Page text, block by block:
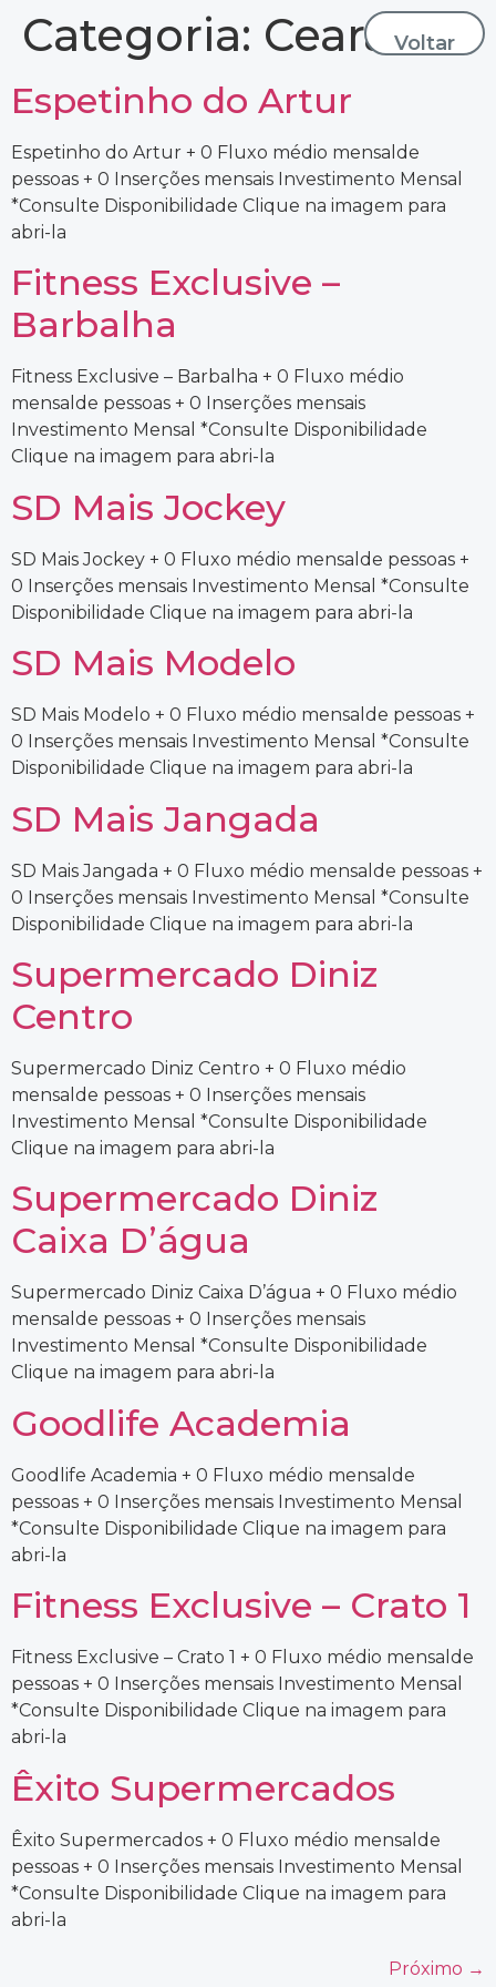
Voltar
Categoria: Ceará
Espetinho do Artur
Espetinho do Artur + 0 Fluxo médio mensalde
pessoas + 0 Inserções mensais Investimento Mensal
*Consulte Disponibilidade Clique na imagem para
abri-la
Fitness Exclusive –
Barbalha
Fitness Exclusive – Barbalha + 0 Fluxo médio
mensalde pessoas + 0 Inserções mensais
Investimento Mensal *Consulte Disponibilidade
Clique na imagem para abri-la
SD Mais Jockey
SD Mais Jockey + 0 Fluxo médio mensalde pessoas +
0 Inserções mensais Investimento Mensal *Consulte
Disponibilidade Clique na imagem para abri-la
SD Mais Modelo
SD Mais Modelo + 0 Fluxo médio mensalde pessoas +
0 Inserções mensais Investimento Mensal *Consulte
Disponibilidade Clique na imagem para abri-la
SD Mais Jangada
SD Mais Jangada + 0 Fluxo médio mensalde pessoas +
0 Inserções mensais Investimento Mensal *Consulte
Disponibilidade Clique na imagem para abri-la
Supermercado Diniz
Centro
Supermercado Diniz Centro + 0 Fluxo médio
mensalde pessoas + 0 Inserções mensais
Investimento Mensal *Consulte Disponibilidade
Clique na imagem para abri-la
Supermercado Diniz
Caixa D’água
Supermercado Diniz Caixa D’água + 0 Fluxo médio
mensalde pessoas + 0 Inserções mensais
Investimento Mensal *Consulte Disponibilidade
Clique na imagem para abri-la
Goodlife Academia
Goodlife Academia + 0 Fluxo médio mensalde
pessoas + 0 Inserções mensais Investimento Mensal
*Consulte Disponibilidade Clique na imagem para
abri-la
Fitness Exclusive – Crato 1
Fitness Exclusive – Crato 1 + 0 Fluxo médio mensalde
pessoas + 0 Inserções mensais Investimento Mensal
*Consulte Disponibilidade Clique na imagem para
abri-la
Êxito Supermercados
Êxito Supermercados + 0 Fluxo médio mensalde
pessoas + 0 Inserções mensais Investimento Mensal
*Consulte Disponibilidade Clique na imagem para
abri-la
Próximo →